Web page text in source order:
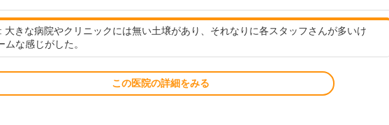
大きな病院やクリニックには無い土壌があり、それなりに各スタッフさんが多いけ
ムな感じがした。
この医院の詳細をみる